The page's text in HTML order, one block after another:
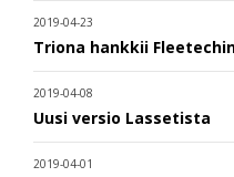
2019-04-23
Triona hankkii
2019-04-08
Uusi versio Lassetista
2019-04-01